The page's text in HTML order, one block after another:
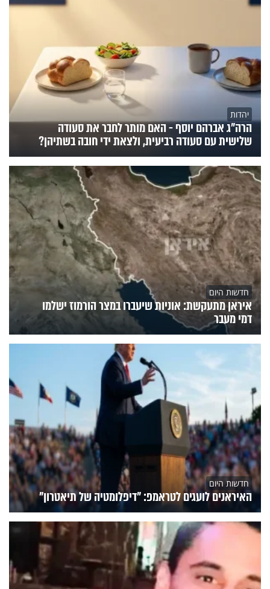
יהדות
הרה"ג אברהם יוסף - האם מותר לחבר את סעודה
שלישית עם סעודה רביעית, ולצאת ידי חובה בשתיהן?
חדשות היום
איראן מתעקשת: אוניות שיעברו במצר הורמוז ישלמו
דמי מעבר
חדשות היום
האיראנים לועגים לטראמפ: "דיפלומטיה של תיאטרון"